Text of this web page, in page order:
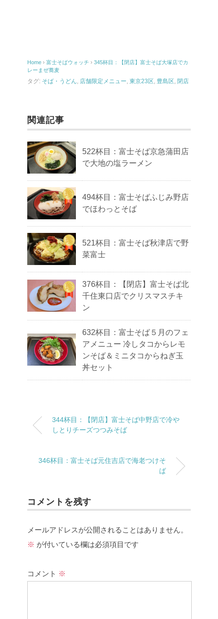
Home › 富士そばウォッチ › 345杯目：【閉店】富士そば大塚店でカ
レーまぜ蕎麦
タグ: そば・うどん 店舗限定メニュー 東京23区 豊島区 閉店
関連記事
522杯目：富士そば京急蒲田店
で大地の塩ラーメン
494杯目：富士そばふじみ野店
でほわっとそば
521杯目：富士そば秋津店で野
菜富士
376杯目：【閉店】富士そば北
千住東口店でクリスマスチキ
ン
632杯目：富士そば５月のフェ
アメニュー 冷しタコからレモ
ンそば＆ミニタコからねぎ玉
丼セット
344杯目：【閉店】富士そば中野店で冷や
しとりチーズつつみそば
346杯目：富士そば元住吉店で海老つけそ
ば
コメントを残す
メールアドレスが公開されることはありません。
※ が付いている欄は必須項目です
コメント ※